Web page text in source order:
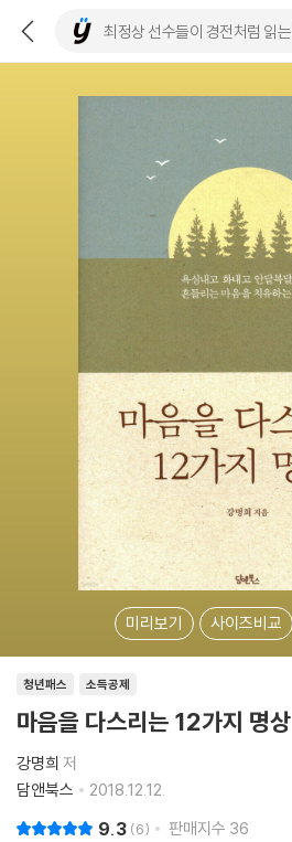
미리보기 사이즈비교
소득공제
청년패스
마음을 다스리는 12가지 명상
강명희 저
담앤북스
2018.12.12.
9.3 6 판매지수 36